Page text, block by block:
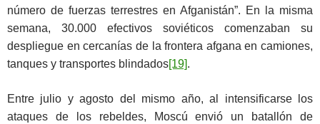
número de fuerzas terrestres en Afganistán”. En la misma
semana, 30.000 efectivos soviéticos comenzaban su
despliegue en cercanías de la frontera afgana en camiones,
tanques y transportes blindados[19].
Entre julio y agosto del mismo año, al intensificarse los
ataques de los rebeldes, Moscú envió un batallón de